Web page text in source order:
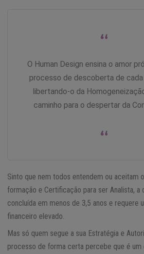
“
O Human Design ensina o amor
processo de descoberta de cada
libertando-o da
caminho para o despertar da
“
Sinto que nem todos entendem ou aceitam
formação e Certificação para ser Analista, a
concluída em menos de 3,5 anos e requere
financeiro elevado.
Mas só quem segue a sua Estratégia e
processo de forma certa percebe que é um